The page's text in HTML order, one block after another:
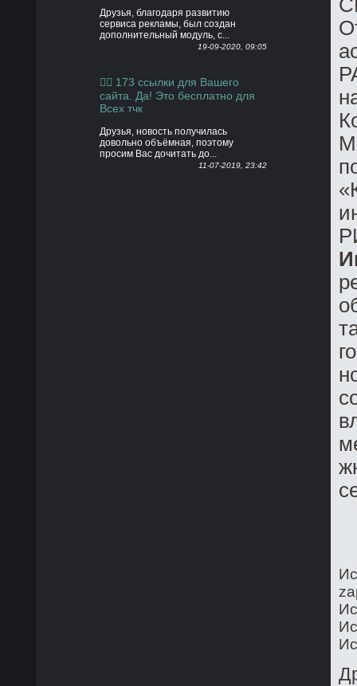
Друзья, благодаря развитию
сервиса рекламы, был создан
дополнительный модуль, с...
19-09-2020, 09:05
👍🏻 173 ссылки для Вашего
сайта. Да! Это бесплатно для
Всех тчк
Друзья, новость получилась
довольно объёмная, поэтому
просим Вас дочитать до...
11-07-2019, 23:42